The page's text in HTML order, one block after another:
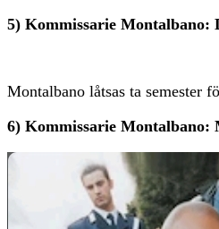
5) Kommissarie Montalbano:
Montalbano låtsas ta semester
6) Kommissarie